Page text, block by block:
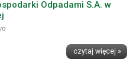
Odpadami S.A. w
czytaj więcej »